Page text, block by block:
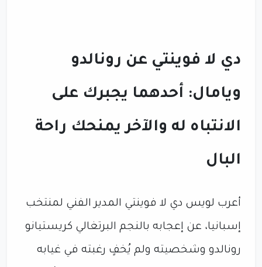
دي لا فوينتي عن رونالدو
ويامال: أحدهما يجبرك على
الانتباه له والآخر يمنحك راحة
البال
أعرب لويس دي لا فوينتي المدير الفني لمنتخب
إسبانيا، عن إعجابه بالنجم البرتغالي كريستيانو
رونالدو وشخصيته ولم يُخفٍ رغبته في غيابه